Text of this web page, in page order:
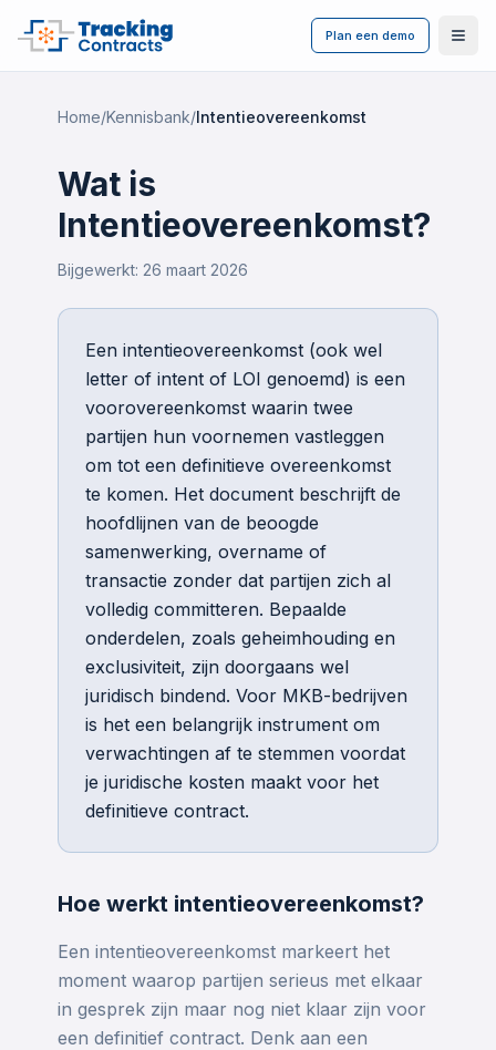
Plan een demo
Home/Kennisbank/Intentieovereenkomst
Wat is
Intentieovereenkomst?
Bijgewerkt: 26 maart 2026
Een intentieovereenkomst (ook wel
letter of intent of LOI genoemd) is een
voorovereenkomst waarin twee
partijen hun voornemen vastleggen
om tot een definitieve overeenkomst
te komen. Het document beschrijft de
hoofdlijnen van de beoogde
samenwerking, overname of
transactie zonder dat partijen zich al
volledig committeren. Bepaalde
onderdelen, zoals geheimhouding en
exclusiviteit, zijn doorgaans wel
juridisch bindend. Voor MKB-bedrijven
is het een belangrijk instrument om
verwachtingen af te stemmen voordat
je juridische kosten maakt voor het
definitieve contract.
Hoe werkt intentieovereenkomst?
Een intentieovereenkomst markeert het
moment waarop partijen serieus met elkaar
in gesprek zijn maar nog niet klaar zijn voor
een definitief contract. Denk aan een